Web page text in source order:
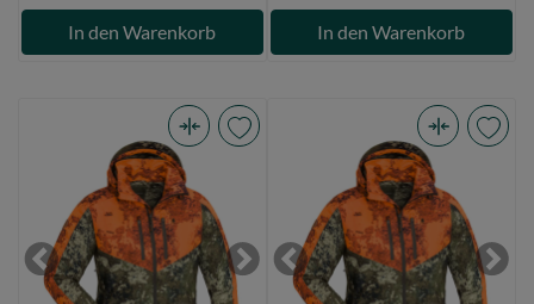
In den Warenkorb In den Warenkorb
Furudal/Retriever
Active
Camou
Women
Jacket
Previous Next
Furudal/Retriever
Active
Camou
Women
Jacket
Previous Next